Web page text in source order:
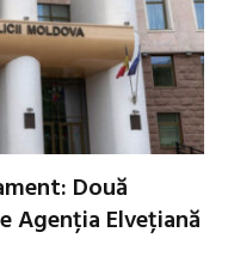
Două
Agenția Elvețiană